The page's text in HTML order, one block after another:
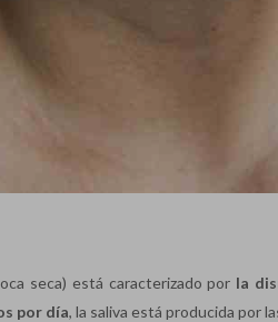
seca) está caracterizado por la
por día, la saliva está producida por